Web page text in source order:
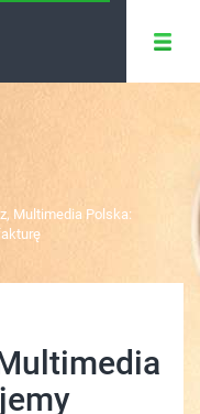
Multimedia Polska: